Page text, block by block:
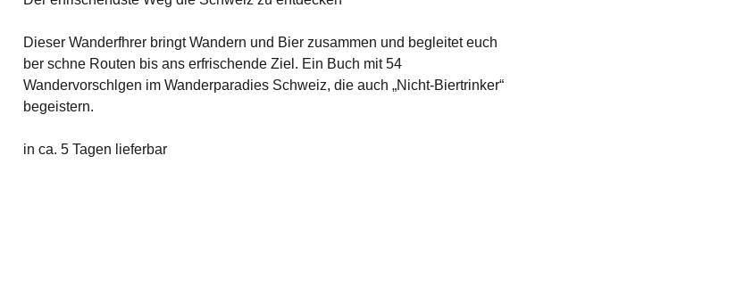
Dieser Wanderfhrer bringt Wandern und Bier zusammen und begleitet euch
ber schne Routen bis ans erfrischende Ziel. Ein Buch mit 54
Wandervorschlgen im Wanderparadies Schweiz, die auch „Nicht-Biertrinker“
begeistern.
in ca. 5 Tagen lieferbar